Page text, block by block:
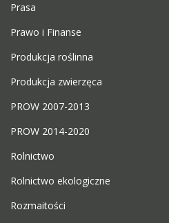
Prasa
Prawo i Finanse
Produkcja roślinna
Produkcja zwierzęca
PROW 2007-2013
PROW 2014-2020
Rolnictwo
Rolnictwo ekologiczne
Rozmaitości